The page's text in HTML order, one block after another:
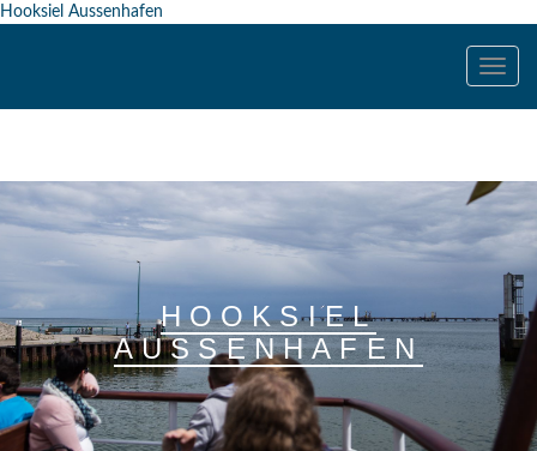
Hooksiel Aussenhafen
Toggle
HOOKSIEL
AUSSENHAFEN